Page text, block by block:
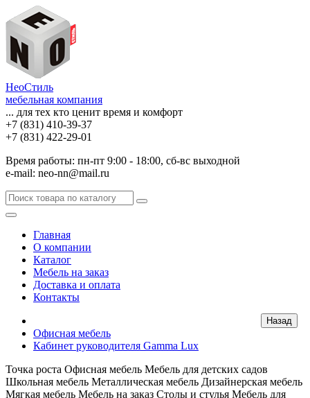
НеоСтиль
мебельная компания
... для тех кто ценит время и комфорт
+7 (831) 410-39-37
+7 (831) 422-29-01
Время работы: пн-пт 9:00 - 18:00, сб-вс выходной
e-mail: neo-nn@mail.ru
Главная
О компании
Каталог
Мебель на заказ
Доставка и оплата
Контакты
Офисная мебель
Кабинет руководителя Gamma Lux
Точка роста Офисная мебель Мебель для детских садов
Школьная мебель Металлическая мебель Дизайнерская мебель
Мягкая мебель Мебель на заказ Столы и стулья Мебель для